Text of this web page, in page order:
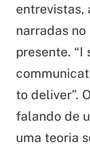
entrevistas,
narradas no
presente. “I
to deliver”.
falando de
uma teoria